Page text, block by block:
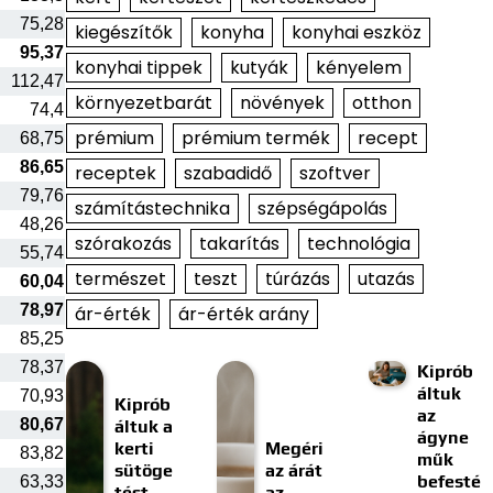
75,28
95,37
112,47
74,4
68,75
86,65
79,76
48,26
55,74
60,04
78,97
85,25
78,37
70,93
80,67
83,82
63,33
kiegészítők
konyha
konyhai eszköz
konyhai tippek
kutyák
kényelem
környezetbarát
növények
otthon
prémium
prémium termék
recept
receptek
szabadidő
szoftver
számítástechnika
szépségápolás
szórakozás
takarítás
technológia
természet
teszt túrázás
utazás
ár-érték
ár-érték arány
Kiprób
áltuk a
kerti
sütöge
Megéri
az árát
Kiprób
áltuk
az
ágyne
műk
befesté